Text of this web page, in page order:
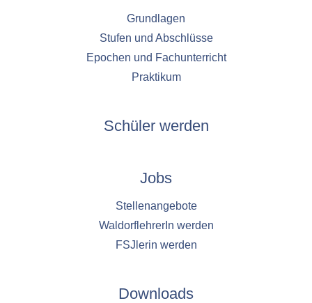
Grundlagen
Stufen und Abschlüsse
Epochen und Fachunterricht
Praktikum
Schüler werden
Jobs
Stellenangebote
WaldorflehrerIn werden
FSJlerin werden
Downloads